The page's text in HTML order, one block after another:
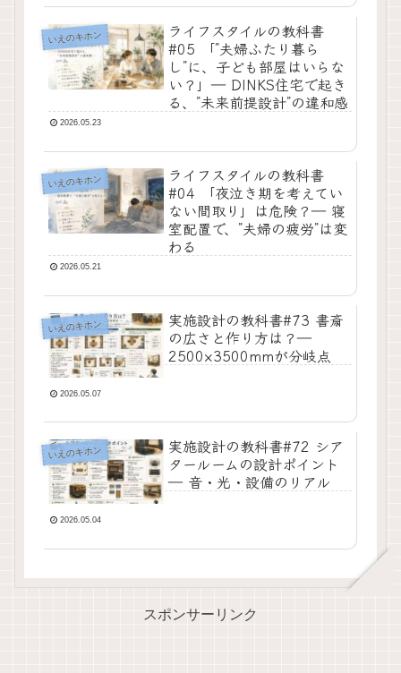
いえのキホン
ライフスタイルの教科書
#05 「”夫婦ふたり暮ら
し”に、子ども部屋はいらな
い？」― DINKS住宅で起き
る、”未来前提設計”の違和感
2026.05.23
いえのキホン
ライフスタイルの教科書
#04 「夜泣き期を考えてい
ない間取り」は危険？― 寝
室配置で、”夫婦の疲労”は変
わる
2026.05.21
いえのキホン
実施設計の教科書#73 書斎
の広さと作り方は？―
2500×3500mmが分岐点
2026.05.07
いえのキホン
実施設計の教科書#72 シア
タールームの設計ポイント
― 音・光・設備のリアル
2026.05.04
スポンサーリンク